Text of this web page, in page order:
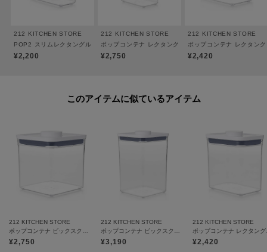
212 KITCHEN STORE
POP2 スリムレクタングルショート ＜OXO オクソー＞
¥2,200
212 KITCHEN STORE
ポップコンテナ レクタングル ミディアム ＜OXO オクソ
¥2,750
212 KITCHEN STORE
ポップコンテナ レクタン
¥2,420
このアイテムに似ているアイテム
212 KITCHEN STORE
¥2,750
212 KITCHEN STORE
¥3,190
212 KITCHEN STORE
¥2,420